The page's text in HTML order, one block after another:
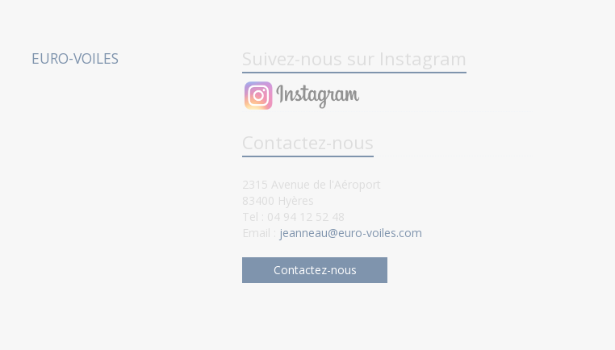
EURO-VOILES Suivez-nous sur Instagram
Contactez-nous
2315 Avenue de l'Aéroport
83400 Hyères
Tel : 04 94 12 52 48
Email :
jeanneau@euro-voiles.com
Contactez-nous